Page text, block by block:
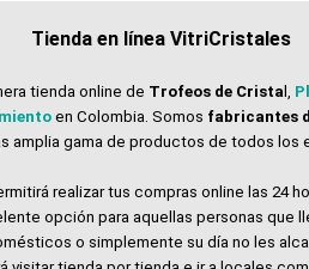
Tienda en línea VitriCristales
tienda online de Trofeos de Crista l,
en Colombia. Somos fabricantes
amplia gama de productos de todos los
realizar tus compras online las 24
opción para aquellas personas que
o simplemente su día no les